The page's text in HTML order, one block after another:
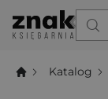
Katalog